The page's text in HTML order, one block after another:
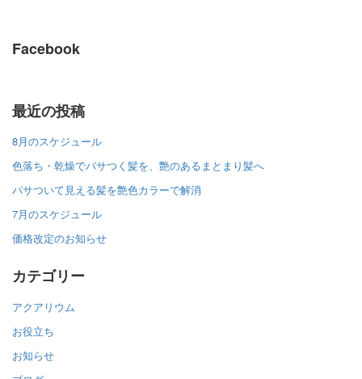
Facebook
最近の投稿
8月のスケジュール
色落ち・乾燥でパサつく髪を、艶のあるまとまり髪へ
パサついて見える髪を艶色カラーで解消
7月のスケジュール
価格改定のお知らせ
カテゴリー
アクアリウム
お役立ち
お知らせ